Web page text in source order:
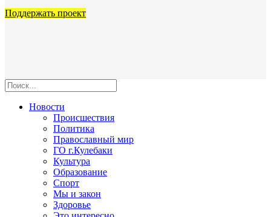
Поддержать проект
Новости
Происшествия
Политика
Православный мир
ГО г.Кулебаки
Культура
Образование
Спорт
Мы и закон
Здоровье